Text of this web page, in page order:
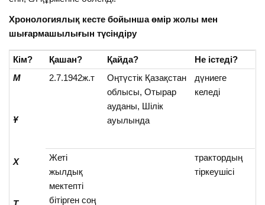
Хронологиялық кесте бойынша өмір жолы мен
шығармашылығын түсіндіру
Кім? Қашан? Қайда?
Не істеді?
М
Ұ
Х
2.7.1942ж.т
Оңтүстік Қазақстан
облысы, Отырар
ауданы, Шілік
ауылында
дүниеге
келеді
Жеті
жылдық
мектепті
бітірген соң
трактордың
тіркеушісі